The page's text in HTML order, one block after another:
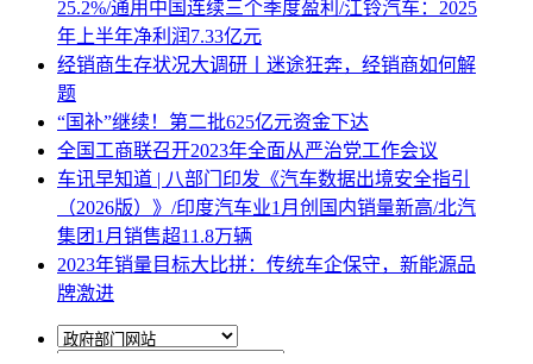
25.2%/通用中国连续三个季度盈利/江铃汽车：2025
年上半年净利润7.33亿元
经销商生存状况大调研丨迷途狂奔，经销商如何解
题
“国补”继续！第二批625亿元资金下达
全国工商联召开2023年全面从严治党工作会议
车讯早知道 | 八部门印发《汽车数据出境安全指引
（2026版）》/印度汽车业1月创国内销量新高/北汽
集团1月销售超11.8万辆
2023年销量目标大比拼：传统车企保守，新能源品
牌激进